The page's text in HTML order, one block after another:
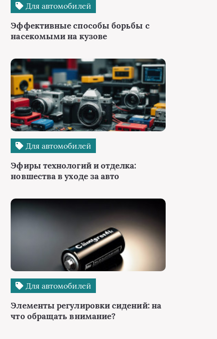
Для автомобилей
Эффективные способы борьбы с
насекомыми на кузове
Для автомобилей
Эфиры технологий и отделка:
новшества в уходе за авто
Для автомобилей
Элементы регулировки сидений: на
что обращать внимание?